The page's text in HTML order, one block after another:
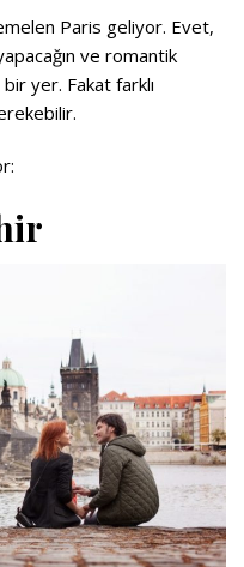
Paris geliyor. Evet,
ve romantik
yer. Fakat farklı